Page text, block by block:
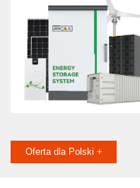
Oferta dla Polski +